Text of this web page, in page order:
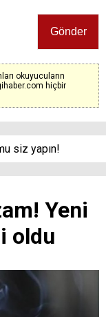
okuyucuların
hiçbir
siz yapın!
Yeni
oldu